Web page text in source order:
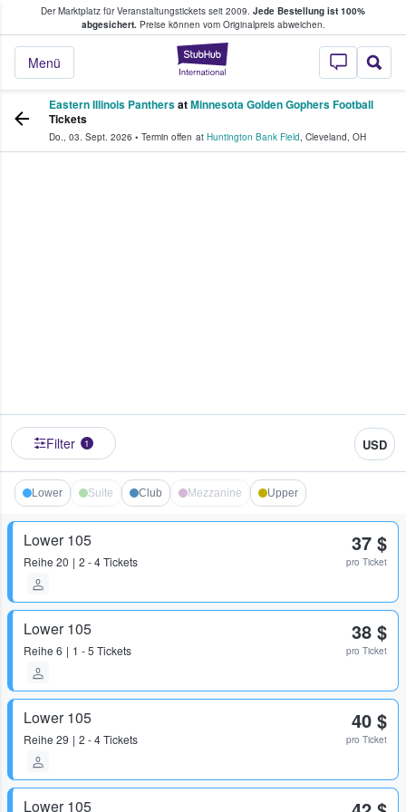
Der Marktplatz für Veranstaltungstickets seit 2009. Jede Bestellung ist 100%
abgesichert.Preise können vom Originalpreis abweichen.
StubHub - Wo
Menü
Tickets kaufen & verkaufen
Eastern Illinois PanthersatMinnesota Golden Gophers Football
Tickets
Do., 03. Sept. 2026 • Termin offen at Huntington Bank Field, Cleveland, OH
Filter 1 USD
Lower Suite Club Mezzanine Upper
Lower 105
Reihe 20 2 - 4 Tickets
37 $
pro Ticket
Lower 105
Reihe 6 1 - 5 Tickets
38 $
pro Ticket
Lower 105
Reihe 29 2 - 4 Tickets
40 $
pro Ticket
Lower 105